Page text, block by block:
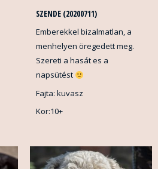
SZENDE (20200711)
Emberekkel bizalmatlan, a
menhelyen öregedett meg.
Szereti a hasát es a
napsütést
Fajta: kuvasz
Kor:10+